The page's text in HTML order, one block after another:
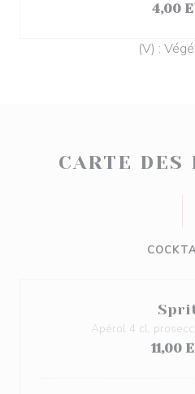
4,00
(V) :
CARTE DES
Apérol 4 cl,
11,00